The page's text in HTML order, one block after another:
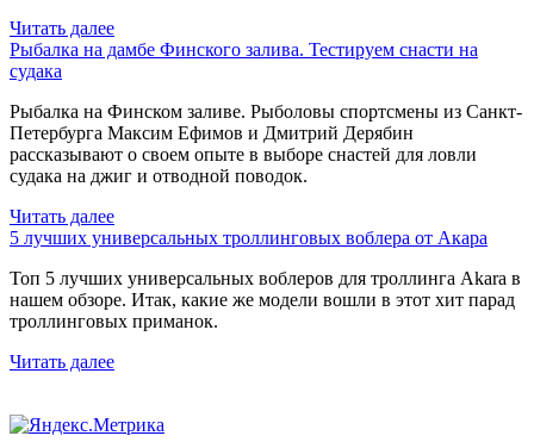
Читать далее
Рыбалка на дамбе Финского залива. Тестируем снасти на
судака
Рыбалка на Финском заливе. Рыболовы спортсмены из Санкт-
Петербурга Максим Ефимов и Дмитрий Дерябин
рассказывают о своем опыте в выборе снастей для ловли
судака на джиг и отводной поводок.
Читать далее
5 лучших универсальных троллинговых воблера от Акара
Топ 5 лучших универсальных воблеров для троллинга Akara в
нашем обзоре. Итак, какие же модели вошли в этот хит парад
троллинговых приманок.
Читать далее